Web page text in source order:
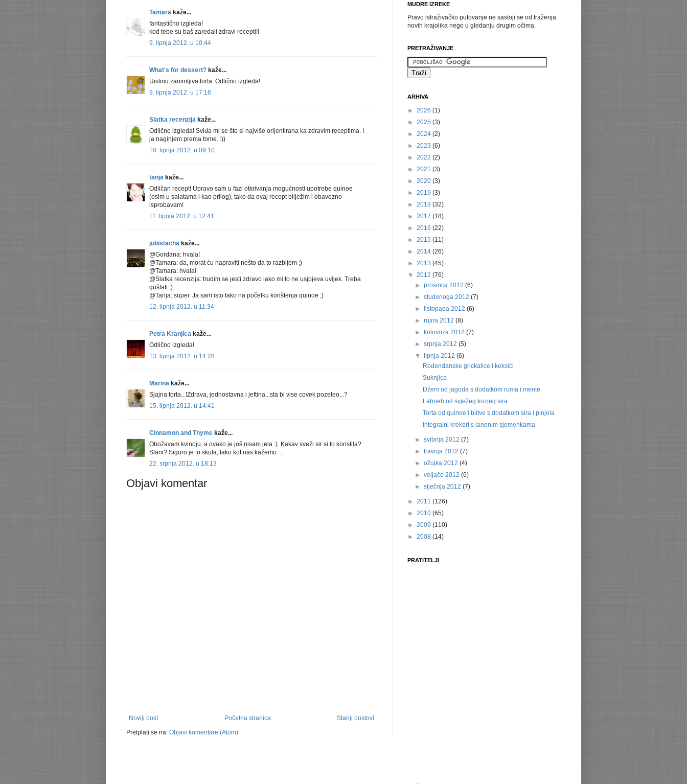
Tamara kaže...
fantastično izgleda!
kod tebe su baš zaredali zdravi recepti!!
9. lipnja 2012. u 10:44
What's for dessert? kaže...
Uistinu zanimljiva torta. Odlično izgleda!
9. lipnja 2012. u 17:16
Slatka recenzija kaže...
Odlično izgleda! Sviđa mi se što si najviše orijentirana ka zdravim receptima. I
ja naginjem prema tome. :))
10. lipnja 2012. u 09:10
tanja kaže...
Odličan recept! Upravo sam u fazi otkrivanja mogućnosti upotrebe quinoe
(osim u salatama i kao prilog), tako da ovaj recept bilježim i obavezno
isprobavam!
11. lipnja 2012. u 12:41
jubistacha kaže...
@Gordana: hvala!
@Tamara: da, morat ću napraviti nešto da to razbijem ;)
@Tamara: hvala!
@Slatka recenzija: trudim se jesti zdravo iako mi to ne usjpjeva uvijek. Treba
guštati ;)
@Tanja: super. Ja sam isto tako na početku korištenja quinoe ;)
12. lipnja 2012. u 11:34
Petra Kranjica kaže...
Odlično izgleda!
13. lipnja 2012. u 14:28
Marina kaže...
Sjajna torta...!Zdrava, jednostavna i jeftina...sta bi vise covek pozeleo...?
15. lipnja 2012. u 14:41
Cinnamon and Thyme kaže...
Obožavam kvinoju, a ovako je još nisam jela :). Kakav sveži sir si to koristila?
Slani? Siguro je to skuta, tako kot nas kažemo....
22. srpnja 2012. u 18:13
Objavi komentar
Noviji post Stariji postovi
Početna stranica
Pretplati se na: Objavi komentare (Atom)
MUDRE IZREKE
Pravo istraživačko putovanje ne sastoji se od traženja
novih krajolika nego u gledanju drugim očima.
PRETRAŽIVANJE
ARHIVA
► 2026 (1)
► 2025 (3)
► 2024 (2)
► 2023 (6)
► 2022 (2)
► 2021 (3)
► 2020 (3)
► 2019 (3)
► 2018 (32)
► 2017 (18)
► 2016 (22)
► 2015 (11)
► 2014 (26)
► 2013 (45)
▼ 2012 (76)
►prosinca 2012(6)
►studenoga 2012(7)
►
listopada 2012(6)
►rujna 2012(8)
►
kolovoza 2012(7)
►srpnja 2012(5)
▼
lipnja 2012(6)
Rođendanske grickalice i keksići
Suknjica
Džem od jagoda s dodatkom ruma i mente
Labneh od svježeg kozjeg sira
Torta od quinoe i blitve s dodatkom sira i pinjola
Integralni krekeri s lanenim sjemenkama
►svibnja 2012(7)
►travnja 2012(7)
►ožujka 2012(4)
►veljače 2012(6)
►siječnja 2012(7)
► 2011 (126)
► 2010 (65)
► 2009 (110)
► 2008 (14)
PRATITELJI